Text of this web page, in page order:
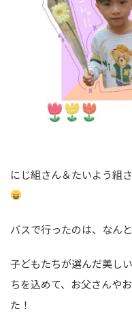
にじ組さん＆たいよう組
バスで行ったのは、なん
子どもたちが選んだ美し
ちを込めて、お父さんや
た！